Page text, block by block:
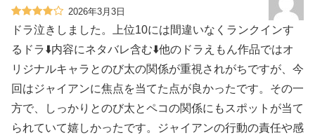
2026年3月3日
ドラ泣きしました。上位10には間違いなくランクインす
るドラ⬇️内容にネタバレ含む⬇️他のドラえもん作品ではオ
リジナルキャラとのび太の関係が重視されがちですが、今
回はジャイアンに焦点を当てた点が良かったです。その一
方で、しっかりとのび太とペコの関係にもスポットが当て
られていて嬉しかったです。ジャイアンの行動の責任や感